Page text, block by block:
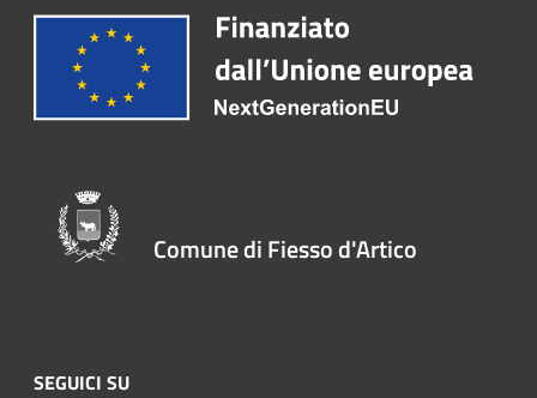
Comune di Fiesso d'Artico
SEGUICI SU